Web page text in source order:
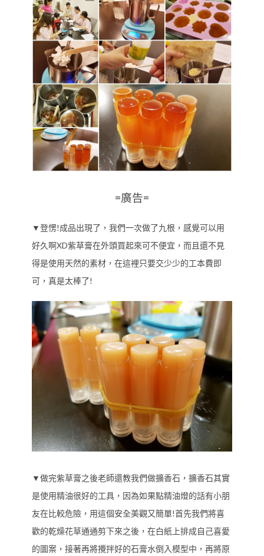
=廣告=
▼登愣!成品出現了，我們一次做了九根，感覺可以用
好久啊XD紫草膏在外頭買起來可不便宜，而且還不見
得是使用天然的素材，在這裡只要交少少的工本費即
可，真是太棒了!
▼做完紫草膏之後老師還教我們做擴香石，擴香石其實
是使用精油很好的工具，因為如果點精油燈的話有小朋
友在比較危險，用這個安全美觀又簡單!首先我們將喜
歡的乾燥花草通通剪下來之後，在白紙上排成自己喜愛
的圖案，接著再將攪拌好的石膏水倒入模型中，再將原